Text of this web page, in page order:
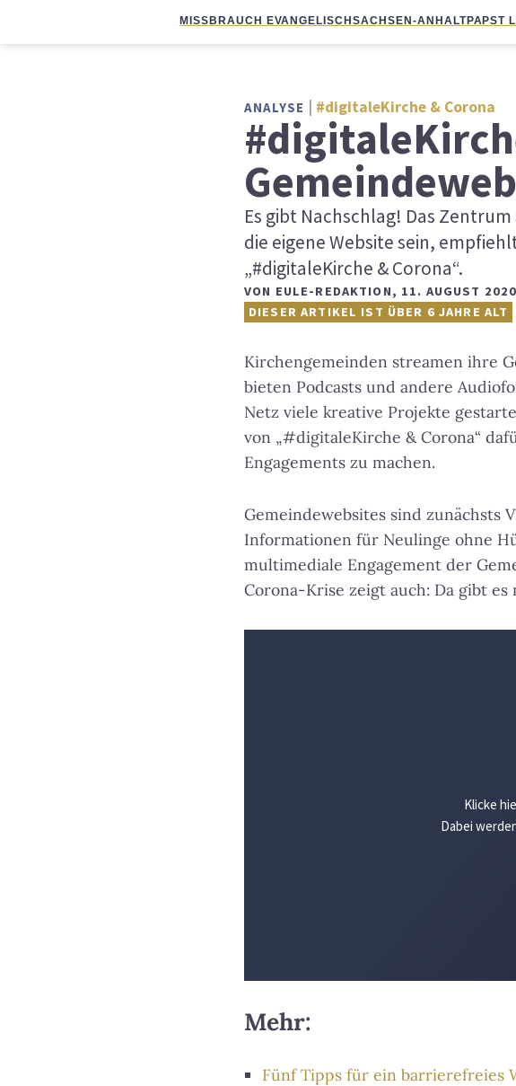
MISSBRAUCH EVANGELISCHSACHSEN-ANHALTPAPST
ANALYSE #digitaleKirche & Corona
Es gibt Nachschlag! Das
die eigene Website sein,
„#digitaleKirche & Corona“.
VON EULE-REDAKTION, 11. AUGUST 2020
DIESER ARTIKEL IST ÜBER 6 JAHRE ALT
Kirchengemeinden streamen ihre
bieten Podcasts und andere
Netz viele kreative Projekte
von „#digitaleKirche & Corona“
Engagements zu machen.
Gemeindewebsites sind zunächsts
Informationen für Neulinge ohne
multimediale Engagement der
Corona-Krise zeigt auch: Da gibt
Klicke
Dabei
Mehr:
Fünf Tipps für ein barrierefreies